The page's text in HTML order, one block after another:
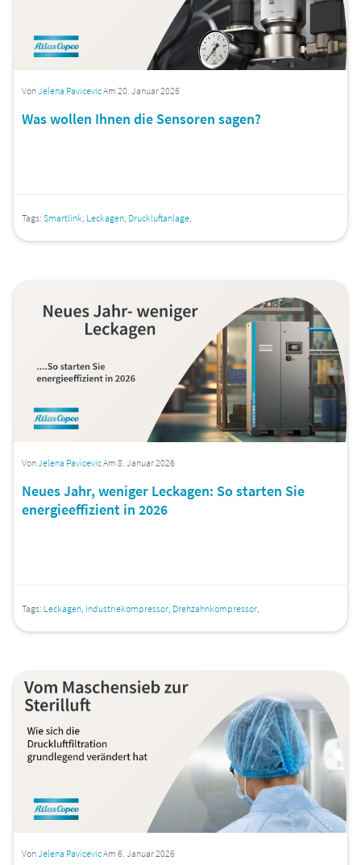
VonJelena PavicevicAm 20. Januar 2026
Was wollen Ihnen die Sensoren sagen?
Tags: Smartlink, Leckagen, Druckluftanlage,
VonJelena PavicevicAm 8. Januar 2026
Neues Jahr, weniger Leckagen: So starten Sie
energieeffizient in 2026
Tags: Leckagen, Industriekompressor, Drehzahnkompressor,
VonJelena PavicevicAm 6. Januar 2026